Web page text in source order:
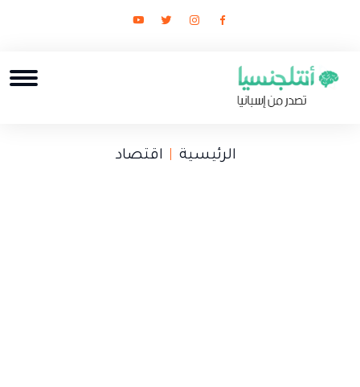
الرئيسية اقتصاد